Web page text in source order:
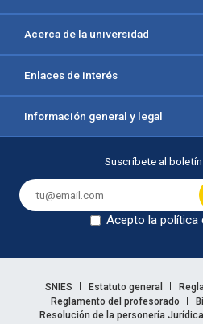
Acerca de la universidad
Enlaces de interés
Información general y legal
Suscríbete al
Acepto la política
Enlaces legales
SNIES Estatuto general
Reglamento del profesorado
Resolución de la personería Jurídica